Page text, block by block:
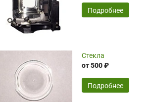
временные затраты по достаточно
оптимизированной стоимости, чему
чрезмерно благодарны!)))
SERGEY FOURSOV,24.04.2026
широкий ассортимент ламп, как оригиналов,
так и аналогов.Быстрое оформление и
передача в доставку, приемлемые цены. Мне
понравилось.
Читать полностью
Подробнее
Стекла
от 500 ₽
Подробнее